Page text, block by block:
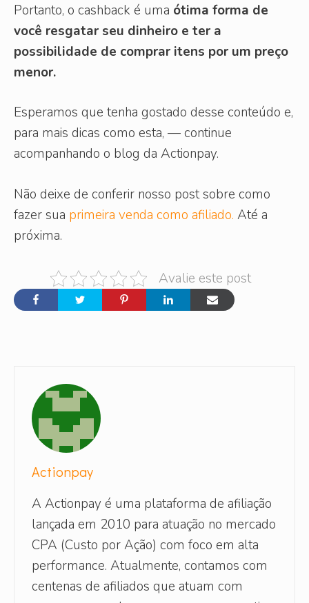
Portanto, o cashback é uma ótima forma de
você resgatar seu dinheiro e ter a
possibilidade de comprar itens por um preço
menor.
Esperamos que tenha gostado desse conteúdo e,
para mais dicas como esta, — continue
acompanhando o blog da Actionpay.
Não deixe de conferir nosso post sobre como
fazer sua primeira venda como afiliado. Até a
próxima.
Avalie este post
Actionpay
A Actionpay é uma plataforma de afiliação
lançada em 2010 para atuação no mercado
CPA (Custo por Ação) com foco em alta
performance. Atualmente, contamos com
centenas de afiliados que atuam com